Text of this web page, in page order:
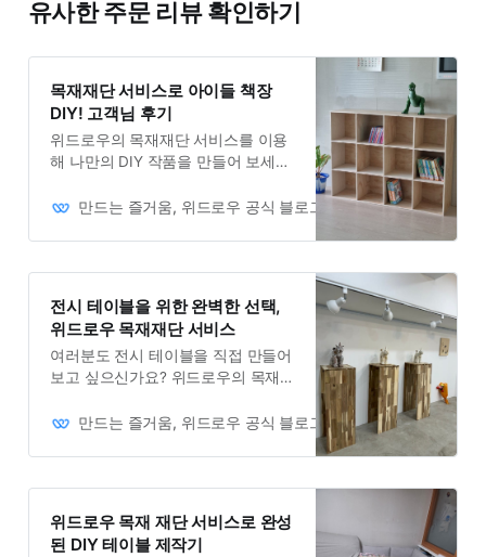
유사한 주문 리뷰 확인하기
목재재단 서비스로 아이들 책장
DIY! 고객님 후기
위드로우의 목재재단 서비스를 이용
해 나만의 DIY 작품을 만들어 보세요.
해보세요.
만드는 즐거움, 위드로우 공식 블로그 Owner
전시 테이블을 위한 완벽한 선택,
위드로우 목재재단 서비스
여러분도 전시 테이블을 직접 만들어
보고 싶으신가요? 위드로우의 목재
들어 드립니다.
만드는 즐거움, 위드로우 공식 블로그 Owner
위드로우 목재 재단 서비스로 완성
된 DIY 테이블 제작기